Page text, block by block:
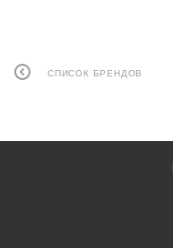
СПИСОК БРЕНДОВ